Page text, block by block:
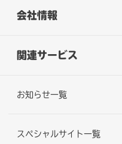
会社情報
関連サービス
お知らせ一覧
スペシャルサイト一覧